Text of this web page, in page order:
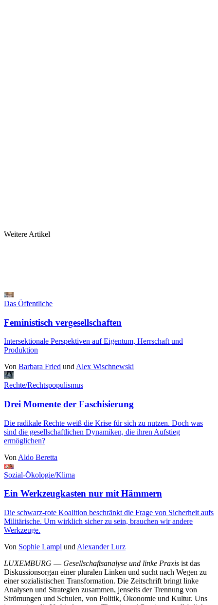
Weitere Artikel
Das Öffentliche
Feministisch vergesellschaften
Intersektionale Perspektiven auf Eigentum, Herrschaft und
Produktion
Von Barbara Fried und Alex Wischnewski
Rechte/Rechtspopulismus
Drei Momente der Faschisierung
Die radikale Rechte weiß die Krise für sich zu nutzen. Doch was
sind die gesellschaftlichen Dynamiken, die ihren Aufstieg
ermöglichen?
Von Aldo Beretta
Sozial-Ökologie/Klima
Ein Werkzeugkasten nur mit Hämmern
Die schwarz-rote Koalition beschränkt die Frage von Sicherheit aufs
Militärische. Um wirklich sicher zu sein, brauchen wir andere
Werkzeuge.
Von Sophie Lampl und Alexander Lurz
LUXEMBURG — Gesellschaftsanalyse und linke Praxis ist das
Diskussionsorgan einer pluralen Linken und sucht nach Wegen zu
einer sozialistischen Transformation. Die Zeitschrift bringt linke
Analysen und Strategien zusammen, jenseits der Trennung von
Strömungen und Schulen, von Politik, Ökonomie und Kultur. Uns